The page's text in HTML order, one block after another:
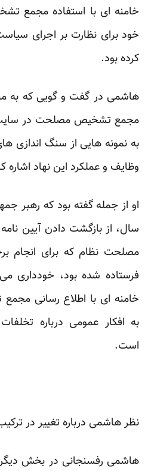
خامنه ای با استفاده مجمع
خود برای نظارت بر اجرای
کرده بود.
هاشمی در گفت و گویی که به
مجمع تشخیص مصلحت در
به نمونه هایی از سنگ اندازی
وظایف و عملکرد این نهاد اشاره
او از جمله گفته بود که رهبر
سال، از بازگشت دادن آیین
مصلحت نظام که برای انجام
فرستاده شده بود، خودداری می
خامنه ای با اطلاع رسانی
به افکار عمومی درباره
است.
نظر هاشمی درباره تغییر در
هاشمی رفسنجانی در بخش